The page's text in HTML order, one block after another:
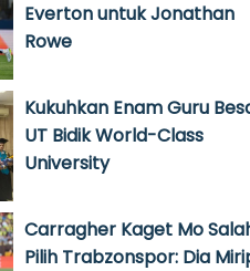
Everton untuk Jonathan
Rowe
Kukuhkan Enam Guru
UT Bidik World-Class
University
Carragher Kaget Mo
Pilih Trabzonspor: Dia